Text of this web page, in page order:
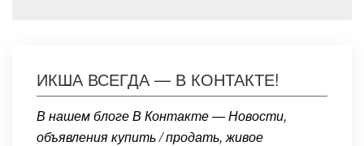
ИКША ВСЕГДА — В КОНТАКТЕ!
В нашем блоге В Контакте — Новости,
объявления купить / продать, живое